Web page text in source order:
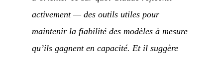
activement — des outils utiles pour
maintenir la fiabilité des modèles à mesure
qu’ils gagnent en capacité. Et il suggère